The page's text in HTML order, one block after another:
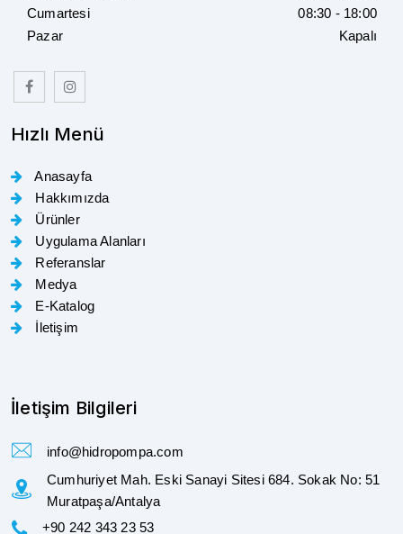
Cumartesi
08:30 - 18:00
Pazar
Kapalı
Hızlı Menü
Anasayfa
Hakkımızda
Ürünler
Uygulama Alanları
Referanslar
Medya
E-Katalog
İletişim
İletişim Bilgileri
info@hidropompa.com
Cumhuriyet Mah. Eski Sanayi Sitesi 684. Sokak No: 51
Muratpaşa/Antalya
+90 242 343 23 53